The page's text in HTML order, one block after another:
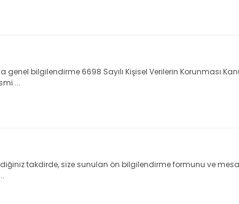
genel bilgilendirme 6698 Sayılı Kişisel Verilerin Korunması
...
takdirde, size sunulan ön bilgilendirme formunu ve